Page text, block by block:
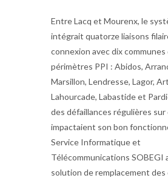
Entre Lacq et Mourenx, le
intégrait quatorze liaisons
connexion avec dix communes
périmètres PPI : Abidos,
Marsillon, Lendresse, Lagor,
Lahourcade, Labastide et
des défaillances régulières sur
impactaient son bon
Service Informatique et
Télécommunications SOBEGI
solution de remplacement des